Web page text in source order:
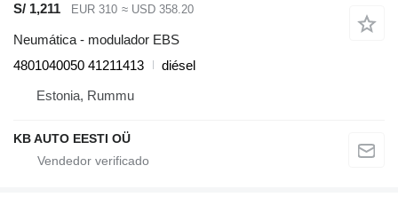
S/ 1,211 EUR 310 ≈ USD 358.20
Neumática - modulador EBS
4801040050 41211413
diésel
Estonia, Rummu
KB AUTO EESTI OÜ